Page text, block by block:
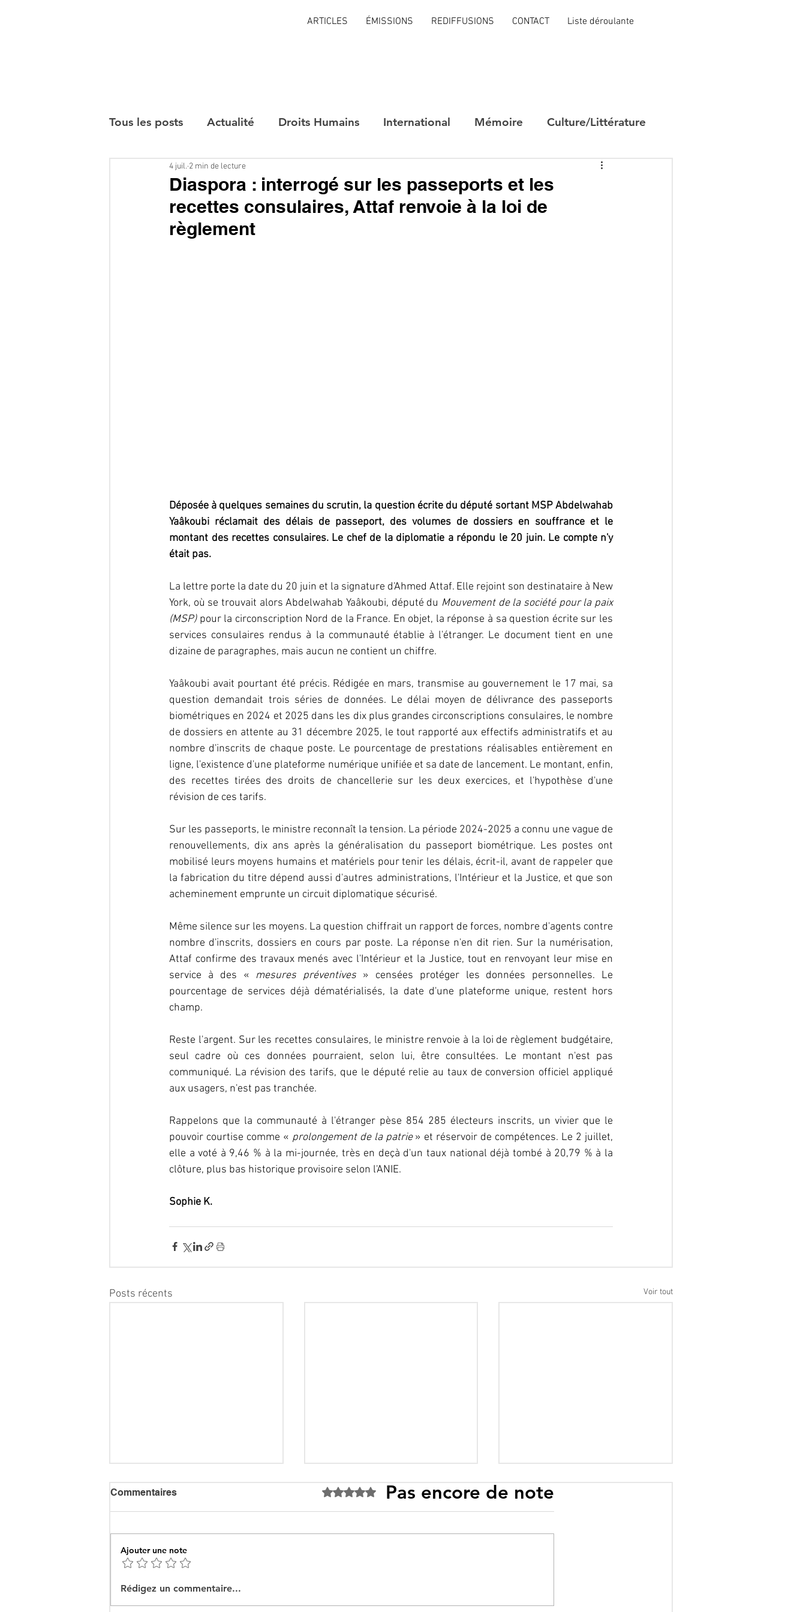
ARTICLES ÉMISSIONS REDIFFUSIONS CONTACT Liste déroulante
Tous les posts Actualité Droits Humains International Mémoire Culture/Littérature
Interviews
Diaspora : interrogé sur les passeports et les
recettes consulaires, Attaf renvoie à la loi de
règlement
4 juil. 2 min de lecture
Déposée à quelques semaines du scrutin, la question écrite du député sortant MSP Abdelwahab
Yaâkoubi réclamait des délais de passeport, des volumes de dossiers en souffrance et le
montant des recettes consulaires. Le chef de la diplomatie a répondu le 20 juin. Le compte n'y
était pas.
La lettre porte la date du 20 juin et la signature d'Ahmed Attaf. Elle rejoint son destinataire à New
York, où se trouvait alors Abdelwahab Yaâkoubi, député du Mouvement de la société pour la paix
(MSP) pour la circonscription Nord de la France. En objet, la réponse à sa question écrite sur les
services consulaires rendus à la communauté établie à l'étranger. Le document tient en une
dizaine de paragraphes, mais aucun ne contient un chiffre.
Yaâkoubi avait pourtant été précis. Rédigée en mars, transmise au gouvernement le 17 mai, sa
question demandait trois séries de données. Le délai moyen de délivrance des passeports
biométriques en 2024 et 2025 dans les dix plus grandes circonscriptions consulaires, le nombre
de dossiers en attente au 31 décembre 2025, le tout rapporté aux effectifs administratifs et au
nombre d'inscrits de chaque poste. Le pourcentage de prestations réalisables entièrement en
ligne, l'existence d'une plateforme numérique unifiée et sa date de lancement. Le montant, enfin,
des recettes tirées des droits de chancellerie sur les deux exercices, et l'hypothèse d'une
révision de ces tarifs.
Sur les passeports, le ministre reconnaît la tension. La période 2024-2025 a connu une vague de
renouvellements, dix ans après la généralisation du passeport biométrique. Les postes ont
mobilisé leurs moyens humains et matériels pour tenir les délais, écrit-il, avant de rappeler que
la fabrication du titre dépend aussi d'autres administrations, l'Intérieur et la Justice, et que son
acheminement emprunte un circuit diplomatique sécurisé.
Même silence sur les moyens. La question chiffrait un rapport de forces, nombre d'agents contre
nombre d'inscrits, dossiers en cours par poste. La réponse n'en dit rien. Sur la numérisation,
Attaf confirme des travaux menés avec l'Intérieur et la Justice, tout en renvoyant leur mise en
service à des « mesures préventives » censées protéger les données personnelles. Le
pourcentage de services déjà dématérialisés, la date d'une plateforme unique, restent hors
champ.
Reste l'argent. Sur les recettes consulaires, le ministre renvoie à la loi de règlement budgétaire,
seul cadre où ces données pourraient, selon lui, être consultées. Le montant n'est pas
communiqué. La révision des tarifs, que le député relie au taux de conversion officiel appliqué
aux usagers, n'est pas tranchée.
Rappelons que la communauté à l'étranger pèse 854 285 électeurs inscrits, un vivier que le
pouvoir courtise comme « prolongement de la patrie » et réservoir de compétences. Le 2 juillet,
elle a voté à 9,46 % à la mi-journée, très en deçà d'un taux national déjà tombé à 20,79 % à la
clôture, plus bas historique provisoire selon l'ANIE.
Sophie K.
Posts récents Voir tout
bataille des récits pour
mieux cacher la misère
promesses différées,
l’idéologie prime sur le
Commentaires Noté 0 étoile sur 5.Pas encore de note
Ajouter une note
Rédigez un commentaire...